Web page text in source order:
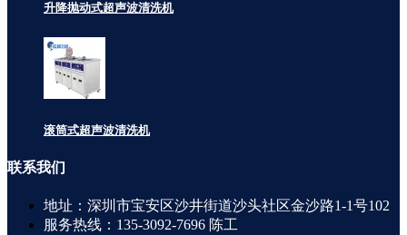
升降抛动式超声波清洗机
滚筒式超声波清洗机
联系我们
地址：深圳市宝安区沙井街道沙头社区金沙路1-1号102
服务热线：135-3092-7696 陈工